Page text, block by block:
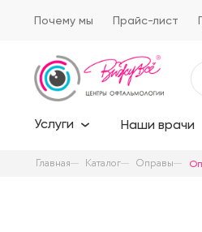
Почему мы Прайс-лист
Услуги Наши врачи
Главная Каталог Оправы